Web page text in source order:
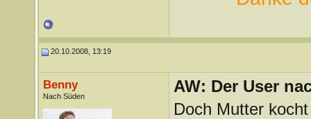
20.10.2008, 13:19
Benny
Nach Süden
AW: Der User
Doch Mutter